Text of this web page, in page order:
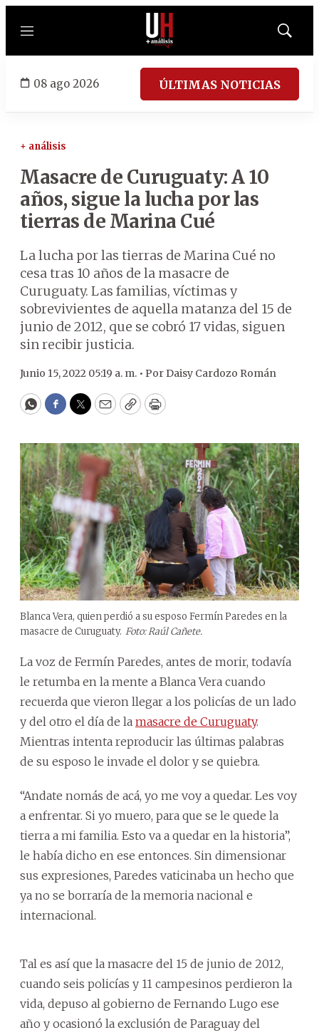
Menú
Mostrar
08 ago 2026 ÚLTIMAS NOTICIAS
+ análisis
Masacre de Curuguaty: A 10
años, sigue la lucha por las
tierras de Marina Cué
La lucha por las tierras de Marina Cué no
cesa tras 10 años de la masacre de
Curuguaty. Las familias, víctimas y
sobrevivientes de aquella matanza del 15 de
junio de 2012, que se cobró 17 vidas, siguen
sin recibir justicia.
Junio 15, 2022 05:19 a. m. • PorDaisy Cardozo Román
WhatsApp
Facebook
Twitter
EmailCopyPrint
Blanca Vera, quien perdió a su esposo Fermín Paredes en la
masacre de Curuguaty. Foto: Raúl Cañete.
La voz de Fermín Paredes, antes de morir, todavía
le retumba en la mente a Blanca Vera cuando
recuerda que vieron llegar a los policías de un lado
y del otro el día de la masacre de Curuguaty.
Mientras intenta reproducir las últimas palabras
de su esposo le invade el dolor y se quiebra.
“Andate nomás de acá, yo me voy a quedar. Les voy
a enfrentar. Si yo muero, para que se le quede la
tierra a mi familia. Esto va a quedar en la historia”,
le había dicho en ese entonces. Sin dimensionar
sus expresiones, Paredes vaticinaba un hecho que
ya no se borraría de la memoria nacional e
internacional.
Tal es así que la masacre del 15 de junio de 2012,
cuando seis policías y 11 campesinos perdieron la
vida, depuso al gobierno de Fernando Lugo ese
año y ocasionó la exclusión de Paraguay del